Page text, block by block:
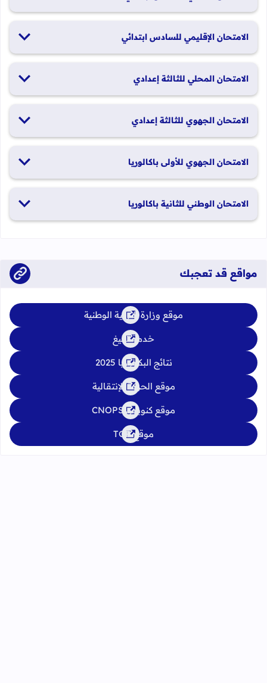
الامتحان الإقليمي للسادس ابتدائي
الامتحان المحلي للثالثة إعدادي
الامتحان الجهوي للثالثة إعدادي
الامتحان الجهوي للأولى باكالوريا
2026
الامتحان الوطني للثانية باكالوريا
مواقع قد تعجبك
موقع وزارة التربية الوطنية
خدمة تبليغ
نتائج البكالوريا 2025
موقع الحركة الإنتقالية
موقع كنوبس CNOPS
موقع TGR